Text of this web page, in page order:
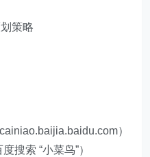
策略
）
搜索 “小菜鸟”）